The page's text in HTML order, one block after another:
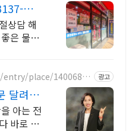
상담 해
은 물건
place/14006854
광고
달려라
아는 전
바로 지